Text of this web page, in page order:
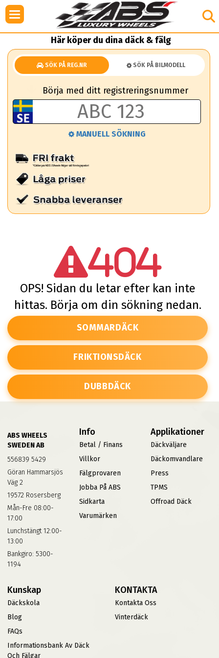
Här köper du dina däck & fälg
SÖK PÅ REG.NR SÖK PÅ BILMODELL
Börja med ditt registreringsnummer
MANUELL SÖKNING
404
OPS! Sidan du letar efter kan inte
hittas. Börja om din sökning nedan.
SOMMARDÄCK
FRIKTIONSDÄCK
DUBBDÄCK
ABS WHEELS
SWEDEN AB
556839 5429
Göran Hammarsjös
Väg 2
19572 Rosersberg
Mån-Fre 08:00-
17:00
Lunchstängt 12:00-
13:00
Bankgiro: 5300-
1194
Info
Betal / Finans
Villkor
Fälgprovaren
Jobba På ABS
Sidkarta
Varumärken
Applikationer
Däckväljare
Däckomvandlare
Press
TPMS
Offroad Däck
Kunskap
Däckskola
Blog
FAQs
Informationsbank Av Däck
Och Fälgar
KONTAKTA
Kontakta Oss
Vinterdäck